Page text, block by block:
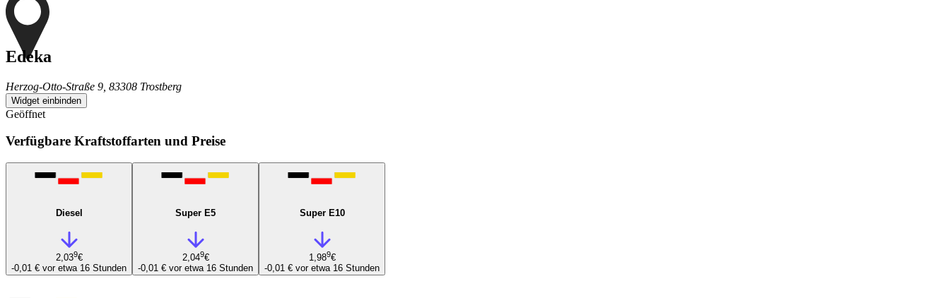
Edeka
Herzog-Otto-Straße 9, 83308 Trostberg
Widget einbinden
Geöffnet
Verfügbare Kraftstoffarten und Preise
Diesel
2,039€
-0,01 € vor etwa 16 Stunden
Super E5
2,049€
-0,01 € vor etwa 16 Stunden
Super E10
1,989€
-0,01 € vor etwa 16 Stunden